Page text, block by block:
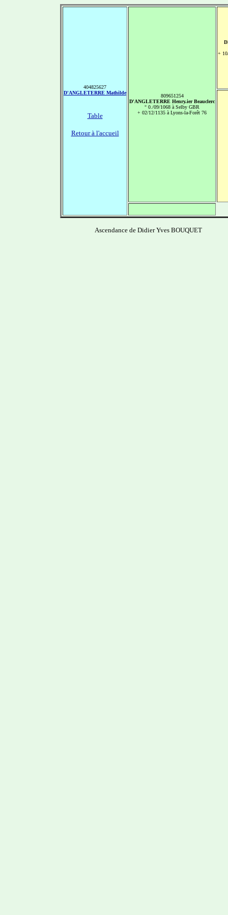
404825627
D'ANGLETERRE Mathilde
Table
Retour à l'accueil
809651254
D'ANGLETERRE Henry.ier Beauclerc
° 0./09/1068 à Selby GBR
+ 02/12/1135 à Lyons-la-Forêt 76
+
Ascendance de Didier Yves BOUQUET